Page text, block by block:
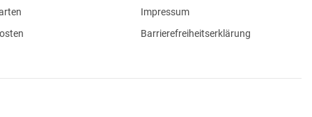
Impressum
Barrierefreiheitserklärung